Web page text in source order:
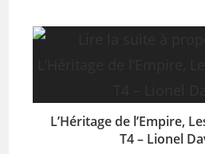
L’Héritage de l’Empire,
T4 – Lionel